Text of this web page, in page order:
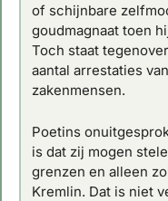
of schijnbare
goudmagnaat toen
Toch staat
aantal arrestaties
zakenmensen.
Poetins
is dat zij mogen
grenzen en alleen
Kremlin. Dat is niet